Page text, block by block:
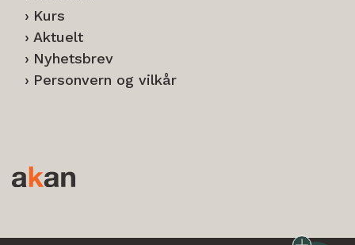
Kurs
Aktuelt
Nyhetsbrev
Personvern og vilkår